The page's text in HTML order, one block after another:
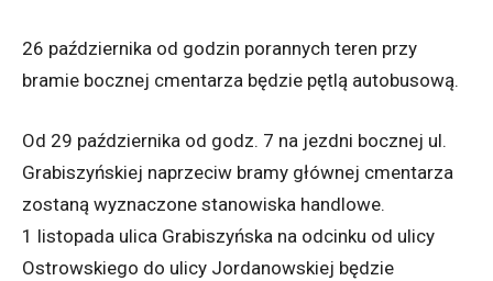
26 października od godzin porannych teren przy
bramie bocznej cmentarza będzie pętlą autobusową.
Od 29 października od godz. 7 na jezdni bocznej ul.
Grabiszyńskiej naprzeciw bramy głównej cmentarza
zostaną wyznaczone stanowiska handlowe.
1 listopada ulica Grabiszyńska na odcinku od ulicy
Ostrowskiego do ulicy Jordanowskiej będzie